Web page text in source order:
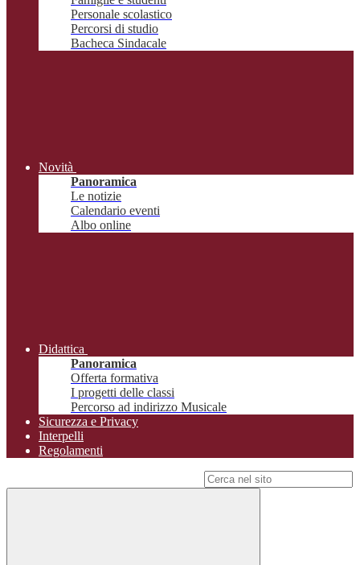
Personale scolastico
Percorsi di studio
Bacheca Sindacale
Novità
Panoramica
Le notizie
Calendario eventi
Albo online
Didattica
Panoramica
Offerta formativa
I progetti delle classi
Percorso ad indirizzo Musicale
Sicurezza e Privacy
Interpelli
Regolamenti